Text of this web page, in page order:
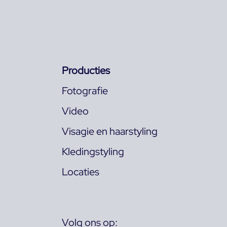
Producties
Fotografie
Video
Visagie en haarstyling
Kledingstyling
Locaties
Volg ons op: